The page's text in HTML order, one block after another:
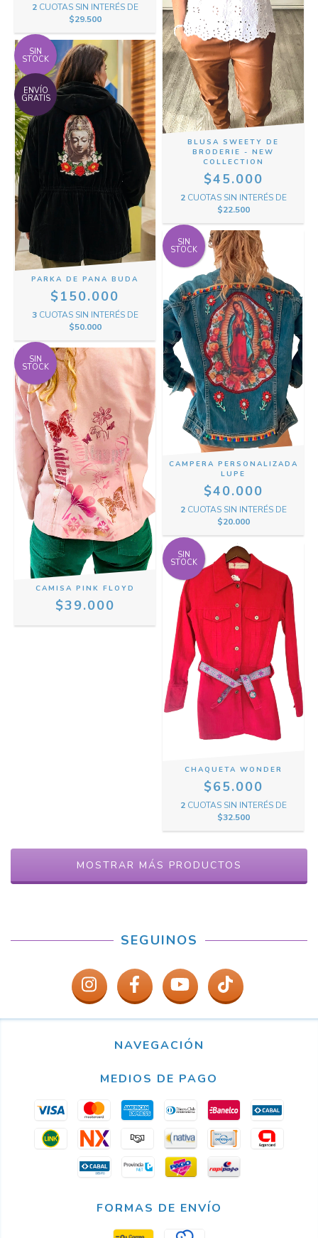
2 CUOTAS SIN INTERÉS DE
$29.500
BLUSA SWEETY DE
BRODERIE - NEW
COLLECTION
$45.000
2 CUOTAS SIN INTERÉS DE
$22.500
SIN
STOCK
ENVÍO
GRATIS
PARKA DE PANA BUDA
$150.000
3 CUOTAS SIN INTERÉS DE
$50.000
SIN
STOCK
CAMPERA PERSONALIZADA
LUPE
$40.000
2 CUOTAS SIN INTERÉS DE
$20.000
SIN
STOCK
CAMISA PINK FLOYD
$39.000
SIN
STOCK
CHAQUETA WONDER
$65.000
2 CUOTAS SIN INTERÉS DE
$32.500
MOSTRAR MÁS PRODUCTOS
SEGUINOS
NAVEGACIÓN
MEDIOS DE PAGO
FORMAS DE ENVÍO